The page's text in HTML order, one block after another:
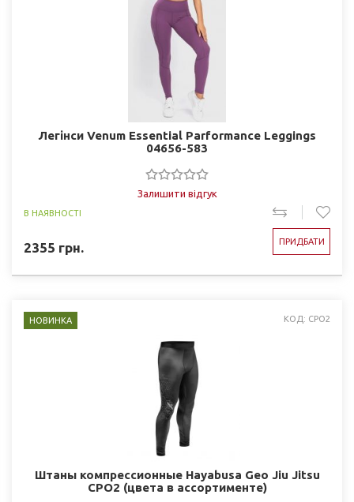
Легінси Venum Essential Parformance Leggings
04656-583
Залишити відгук
В НАЯВНОСТІ
2355 грн. ПРИДБАТИ
НОВИНКА КОД: CPO2
Штаны компрессионные Hayabusa Geo Jiu Jitsu
CPO2 (цвета в ассортименте)